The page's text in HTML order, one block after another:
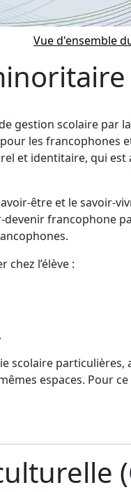
Vue d'ensemble
gestion scolaire par
les francophones
et identitaire, qui est
être et le savoir-
devenir francophone
l’élève :
scolaire particulières,
espaces. Pour